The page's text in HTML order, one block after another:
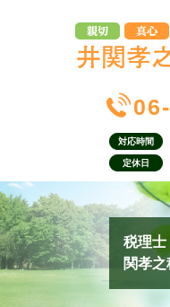
対応時間
定休日
税理士
関孝